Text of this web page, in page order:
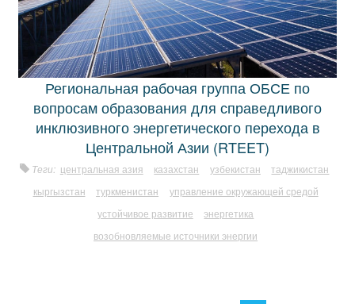
Региональная рабочая группа ОБСЕ по
вопросам образования для справедливого
инклюзивного энергетического перехода в
Центральной Азии (RTEET)
Теги: центральная азия казахстан узбекистан
таджикистан
кыргызстан
туркменистан
управление окружающей средой
устойчивое развитие
энергетика
возобновляемые источники энергии